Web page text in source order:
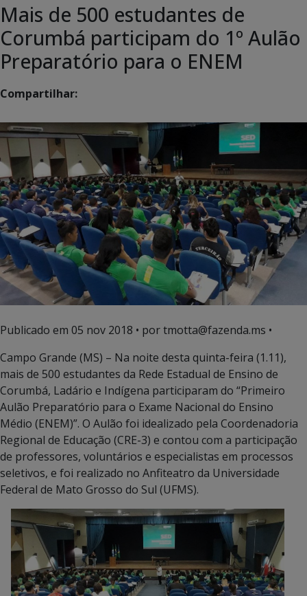
Mais de 500 estudantes de
Corumbá participam do 1º Aulão
Preparatório para o ENEM
Compartilhar:
Publicado em 05 nov 2018 • por tmotta@fazenda.ms •
Campo Grande (MS) – Na noite desta quinta-feira (1.11),
mais de 500 estudantes da Rede Estadual de Ensino de
Corumbá, Ladário e Indígena participaram do “Primeiro
Aulão Preparatório para o Exame Nacional do Ensino
Médio (ENEM)”. O Aulão foi idealizado pela Coordenadoria
Regional de Educação (CRE-3) e contou com a participação
de professores, voluntários e especialistas em processos
seletivos, e foi realizado no Anfiteatro da Universidade
Federal de Mato Grosso do Sul (UFMS).